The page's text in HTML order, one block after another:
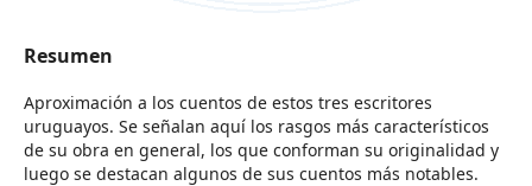
Resumen
Aproximación a los cuentos de estos tres escritores
uruguayos. Se señalan aquí los rasgos más característicos
de su obra en general, los que conforman su originalidad y
luego se destacan algunos de sus cuentos más notables.